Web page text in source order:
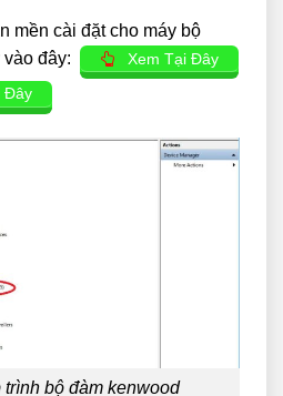
mền cài đặt cho máy bộ
đây:
Xem Tại Đây
Đây
trình bộ đàm kenwood